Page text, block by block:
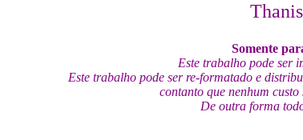
Somente
Este trabalho pode ser
Este trabalho pode ser re-formatado e
contanto que nenhum
De outra forma